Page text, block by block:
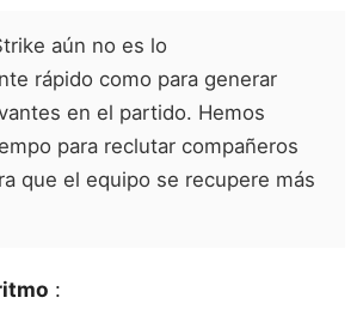
aún no es lo
rápido como para generar
en el partido. Hemos
para reclutar compañeros
que el equipo se recupere más
: